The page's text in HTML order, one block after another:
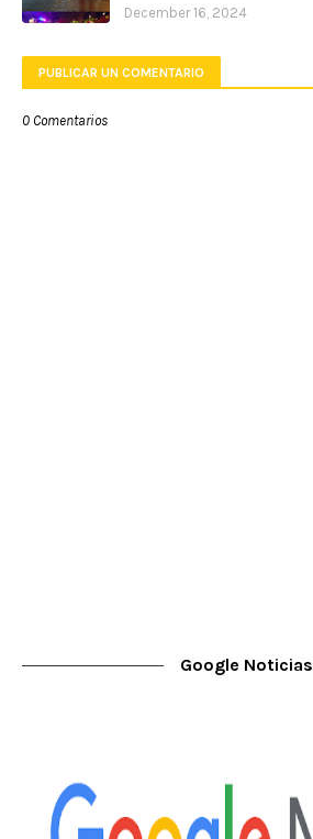
December 16, 2024
PUBLICAR UN COMENTARIO
0 Comentarios
Google Noticias